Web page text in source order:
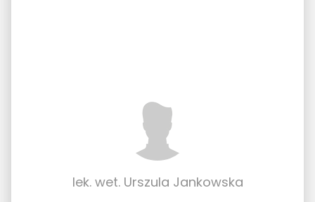
lek. wet. Urszula Jankowska